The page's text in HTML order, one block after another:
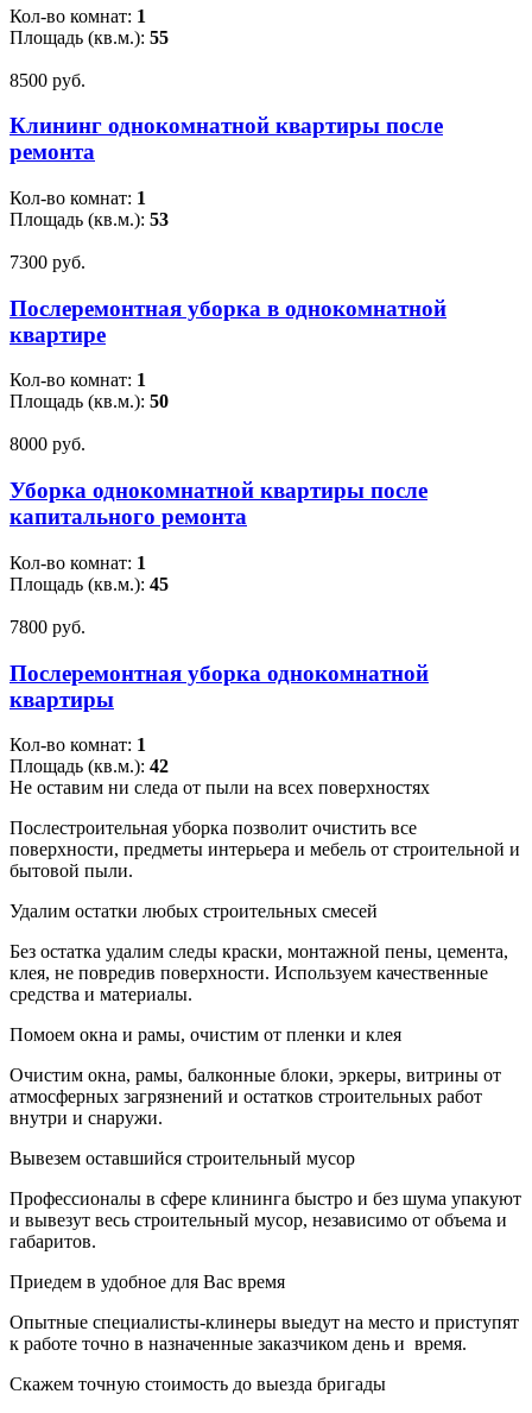
Кол-во комнат: 1
Площадь (кв.м.): 55
8500 pуб.
Клининг однокомнатной квартиры после
ремонта
Кол-во комнат: 1
Площадь (кв.м.): 53
7300 pуб.
Послеремонтная уборка в однокомнатной
квартире
Кол-во комнат: 1
Площадь (кв.м.): 50
8000 pуб.
Уборка однокомнатной квартиры после
капитального ремонта
Кол-во комнат: 1
Площадь (кв.м.): 45
7800 pуб.
Послеремонтная уборка однокомнатной
квартиры
Кол-во комнат: 1
Площадь (кв.м.): 42
Не оставим ни следа от пыли на всех поверхностях
Послестроительная уборка позволит очистить все
поверхности, предметы интерьера и мебель от строительной и
бытовой пыли.
Удалим остатки любых строительных смесей
Без остатка удалим следы краски, монтажной пены, цемента,
клея, не повредив поверхности. Используем качественные
средства и материалы.
Помоем окна и рамы, очистим от пленки и клея
Очистим окна, рамы, балконные блоки, эркеры, витрины от
атмосферных загрязнений и остатков строительных работ
внутри и снаружи.
Вывезем оставшийся строительный мусор
Профессионалы в сфере клининга быстро и без шума упакуют
и вывезут весь строительный мусор, независимо от объема и
габаритов.
Приедем в удобное для Вас время
Опытные специалисты-клинеры выедут на место и приступят
к работе точно в назначенные заказчиком день и время.
Скажем точную стоимость до выезда бригады